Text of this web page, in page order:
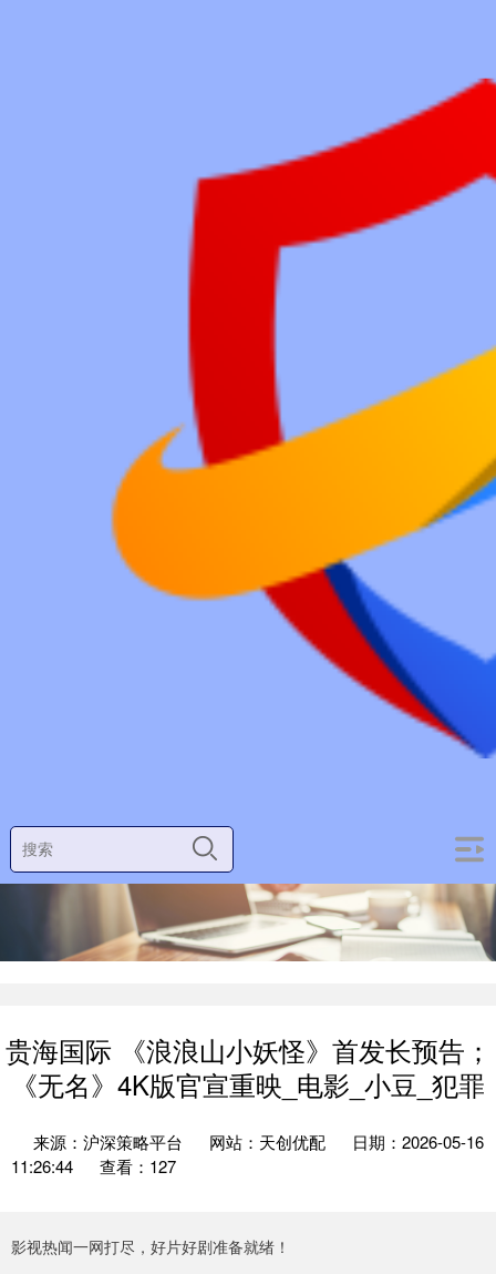
贵海国际 《浪浪山小妖怪》首发长预告；
《无名》4K版官宣重映_电影_小豆_犯罪
来源：沪深策略平台 网站：天创优配
日期：2026-05-16
11:26:44
查看：127
影视热闻一网打尽，好片好剧准备就绪！